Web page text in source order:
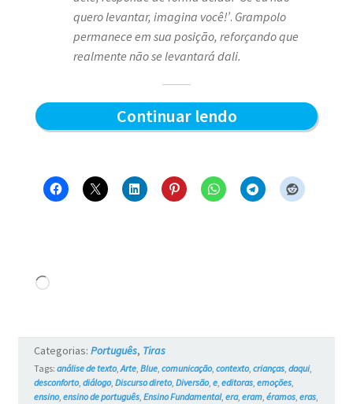
quero levantar, imagina você!’. Grampolo
permanece em sua posição, reforçando que
realmente não se levantará dali.
Continuar lendoQuem
–
#17
Carregando...
Categorias: Português, Tiras
Tags: análise de texto,Arte, Blue, comunicação, contexto, crianças, daqui,
desconforto, diálogo, Discurso direto, Diversão, e, editoras, emoções,
ensino, ensino de português, Ensino Fundamental, era, eram, éramos, eras,